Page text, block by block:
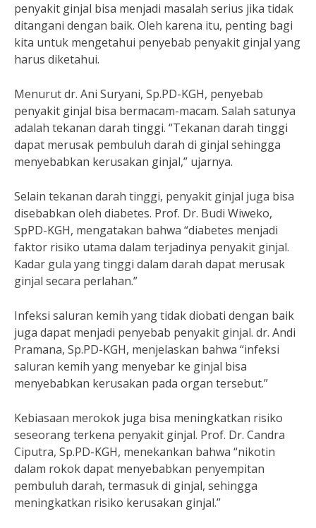
penyakit ginjal bisa menjadi masalah serius jika tidak
ditangani dengan baik. Oleh karena itu, penting bagi
kita untuk mengetahui penyebab penyakit ginjal yang
harus diketahui.
Menurut dr. Ani Suryani, Sp.PD-KGH, penyebab
penyakit ginjal bisa bermacam-macam. Salah satunya
adalah tekanan darah tinggi. “Tekanan darah tinggi
dapat merusak pembuluh darah di ginjal sehingga
menyebabkan kerusakan ginjal,” ujarnya.
Selain tekanan darah tinggi, penyakit ginjal juga bisa
disebabkan oleh diabetes. Prof. Dr. Budi Wiweko,
SpPD-KGH, mengatakan bahwa “diabetes menjadi
faktor risiko utama dalam terjadinya penyakit ginjal.
Kadar gula yang tinggi dalam darah dapat merusak
ginjal secara perlahan.”
Infeksi saluran kemih yang tidak diobati dengan baik
juga dapat menjadi penyebab penyakit ginjal. dr. Andi
Pramana, Sp.PD-KGH, menjelaskan bahwa “infeksi
saluran kemih yang menyebar ke ginjal bisa
menyebabkan kerusakan pada organ tersebut.”
Kebiasaan merokok juga bisa meningkatkan risiko
seseorang terkena penyakit ginjal. Prof. Dr. Candra
Ciputra, Sp.PD-KGH, menekankan bahwa “nikotin
dalam rokok dapat menyebabkan penyempitan
pembuluh darah, termasuk di ginjal, sehingga
meningkatkan risiko kerusakan ginjal.”